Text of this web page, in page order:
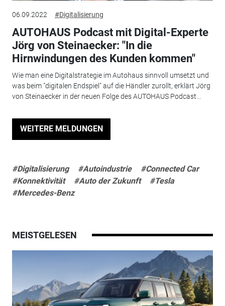
06.09.2022 #Digitalisierung
AUTOHAUS Podcast mit Digital-Experte
Jörg von Steinaecker: "In die
Hirnwindungen des Kunden kommen"
Wie man eine Digitalstrategie im Autohaus sinnvoll umsetzt und
was beim "digitalen Endspiel" auf die Händler zurollt, erklärt Jörg
von Steinaecker in der neuen Folge des AUTOHAUS Podcast...
WEITERE MELDUNGEN
#Digitalisierung #Autoindustrie
#Connected Car
#Konnektivität
#Auto der Zukunft
#Tesla
#Mercedes-Benz
MEISTGELESEN